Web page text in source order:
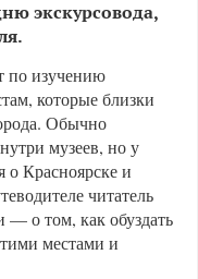
экскурсовода,
по изучению
которые близки
Обычно
музеев, но у
о Красноярске и
читатель
— о том, как обуздать
местами и